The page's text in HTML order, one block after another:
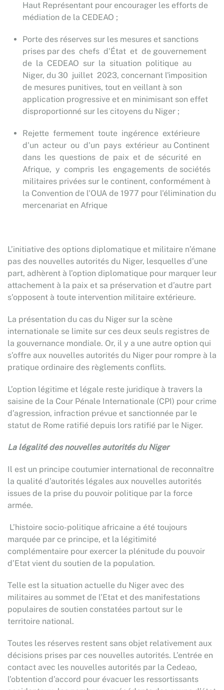
Haut Représentant pour encourager les efforts de
médiation de la CEDEAO ;
Porte des réserves sur les mesures et sanctions
prises par des chefs d'État et de gouvernement
de la CEDEAO sur la situation politique au
Niger, du 30 juillet 2023, concernant l'imposition
de mesures punitives, tout en veillant à son
application progressive et en minimisant son effet
disproportionné sur les citoyens du Niger ;
Rejette fermement toute ingérence extérieure
d'un acteur ou d'un pays extérieur au Continent
dans les questions de paix et de sécurité en
Afrique, y compris les engagements de sociétés
militaires privées sur le continent, conformément à
la Convention de l'OUA de 1977 pour l'élimination du
mercenariat en Afrique
L’initiative des options diplomatique et militaire n’émane
pas des nouvelles autorités du Niger, lesquelles d’une
part, adhèrent à l’option diplomatique pour marquer leur
attachement à la paix et sa préservation et d’autre part
s’opposent à toute intervention militaire extérieure.
La présentation du cas du Niger sur la scène
internationale se limite sur ces deux seuls registres de
la gouvernance mondiale. Or, il y a une autre option qui
s’offre aux nouvelles autorités du Niger pour rompre à la
pratique ordinaire des règlements conflits.
L’option légitime et légale reste juridique à travers la
saisine de la Cour Pénale Internationale (CPI) pour crime
d’agression, infraction prévue et sanctionnée par le
statut de Rome ratifié depuis lors ratifié par le Niger.
La légalité des nouvelles autorités du Niger
Il est un principe coutumier international de reconnaître
la qualité d’autorités légales aux nouvelles autorités
issues de la prise du pouvoir politique par la force
armée.
L’histoire socio-politique africaine a été toujours
marquée par ce principe, et la légitimité
complémentaire pour exercer la plénitude du pouvoir
d’Etat vient du soutien de la population.
Telle est la situation actuelle du Niger avec des
militaires au sommet de l’Etat et des manifestations
populaires de soutien constatées partout sur le
territoire national.
Toutes les réserves restent sans objet relativement aux
décisions prises par ces nouvelles autorités. L’entrée en
contact avec les nouvelles autorités par la Cedeao,
l’obtention d’accord pour évacuer les ressortissants